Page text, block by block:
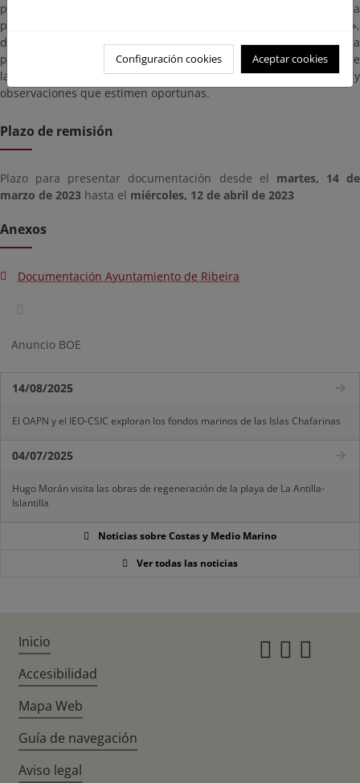
partir del día siguiente a la fecha en que tenga lugar la
publicación de este anuncio en el «Boletín Oficial del Estado»,
dentro del cual las personas interesadas podrán consultar la
propuesta que sirve de base a la solicitud y la documentación que
la acompaña y, en su caso, presentar las alegaciones y
observaciones que estimen oportunas.
Plazo de remisión
Plazo para presentar documentación desde el martes, 14 de
marzo de 2023 hasta el miércoles, 12 de abril de 2023
Anexos
Documentación Ayuntamiento de Ribeira
Anuncio BOE
14/08/2025
El OAPN y el IEO-CSIC exploran los fondos marinos de las Islas Chafarinas
04/07/2025
Hugo Morán visita las obras de regeneración de la playa de La Antilla-
Islantilla
Noticias sobre Costas y Medio Marino
Ver todas las noticias
Configuración cookies Aceptar cookies
Inicio
Accesibilidad
Mapa Web
Guía de navegación
Aviso legal